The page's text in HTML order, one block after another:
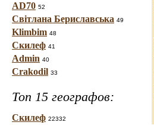
AD70 52
Світлана Бериславська 49
Klimbim 48
Скилеф 41
Admin 40
Crakodil 33
Топ 15 географов:
Скилеф 22332